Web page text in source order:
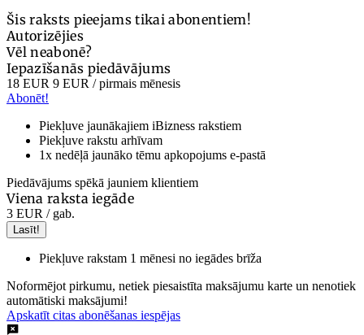
Šis raksts pieejams tikai abonentiem!
Autorizējies
Vēl neabonē?
Iepazīšanās piedāvājums
18 EUR 9 EUR / pirmais mēnesis
Abonēt!
Piekļuve jaunākajiem iBizness rakstiem
Piekļuve rakstu arhīvam
1x nedēļā jaunāko tēmu apkopojums e-pastā
Piedāvājums spēkā jauniem klientiem
Viena raksta iegāde
3 EUR / gab.
Lasīt!
Piekļuve rakstam 1 mēnesi no iegādes brīža
Noformējot pirkumu, netiek piesaistīta maksājumu karte un nenotiek
automātiski maksājumi!
Apskatīt citas abonēšanas iespējas